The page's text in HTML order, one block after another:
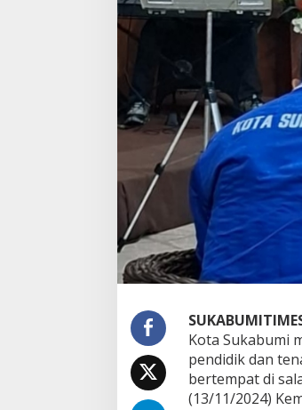
l
u
P
T
K
u
n
u
l
e
t
u
k
P
e
n
Kota Sukabumi
pendidik dan
bertempat di
(13/11/2024)